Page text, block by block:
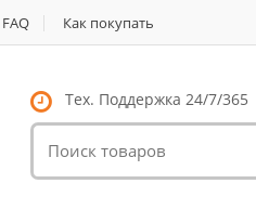
FAQ Как покупать
Тех. Поддержка 24/7/365
Поиск
товаров: